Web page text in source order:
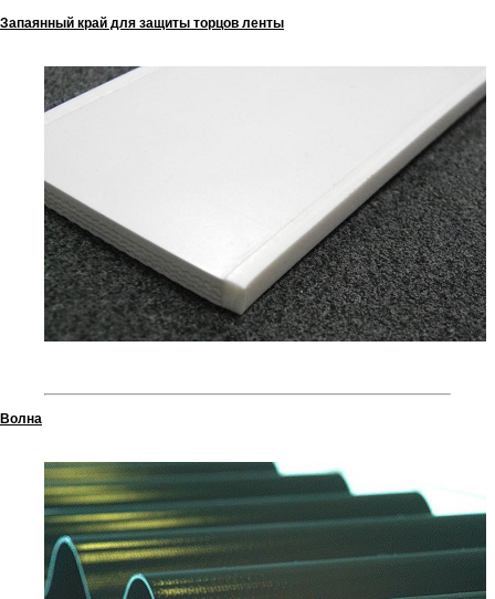
Запаянный край для защиты торцов ленты
Волна